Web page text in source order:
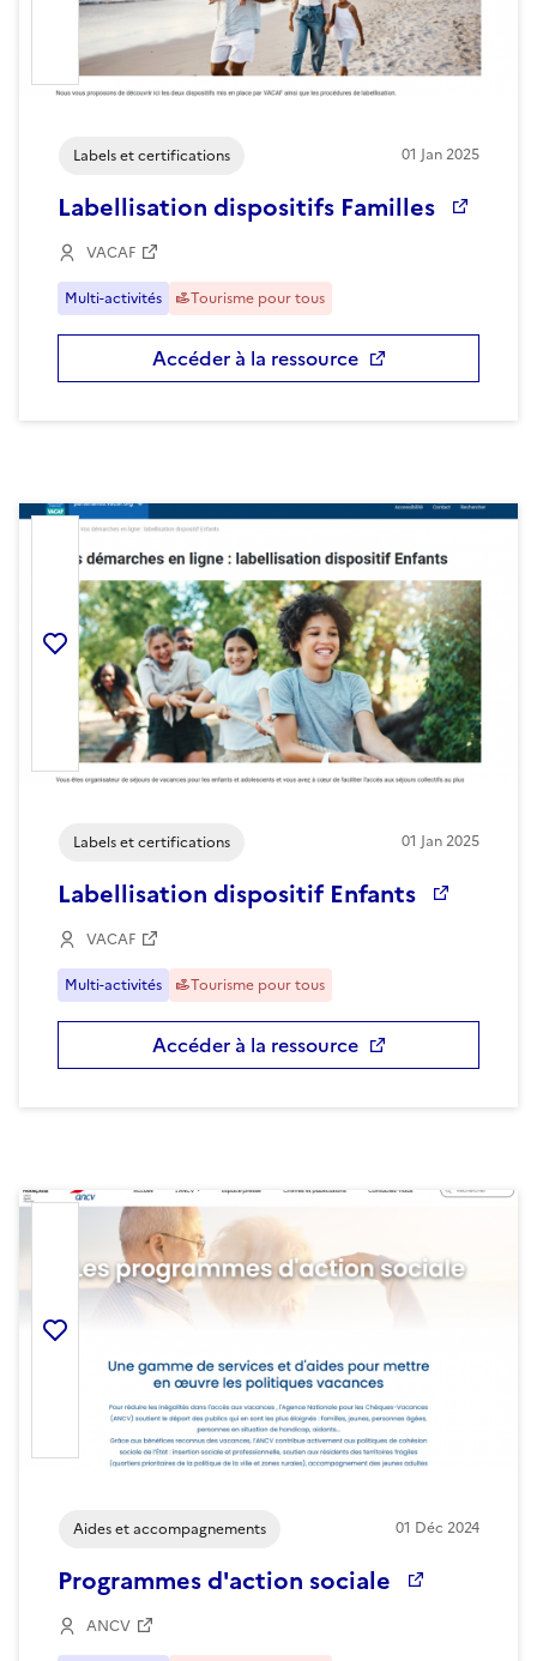
Labels et certifications 01 Jan2025
Labellisation dispositifs Familles
VACAF
Multi-activités Tourisme pour tous
Accéder à la ressource
Labels et certifications 01 Jan2025
Labellisation dispositif Enfants
VACAF
Multi-activités Tourisme pour tous
Accéder à la ressource
Ajouter la ressource aux favoris
Aides et accompagnements 01 Déc 2024
Programmes d'action sociale
ANCV
Ajouter la ressource aux favoris